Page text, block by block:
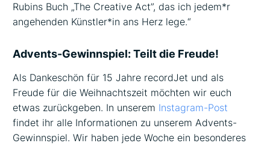
Rubins Buch „The Creative Act”, das ich jedem*r
angehenden Künstler*in ans Herz lege.“
Advents-Gewinnspiel: Teilt die Freude!
Als Dankeschön für 15 Jahre recordJet und als
Freude für die Weihnachtszeit möchten wir euch
etwas zurückgeben. In unserem Instagram-Post
findet ihr alle Informationen zu unserem Advents-
Gewinnspiel. Wir haben jede Woche ein besonderes